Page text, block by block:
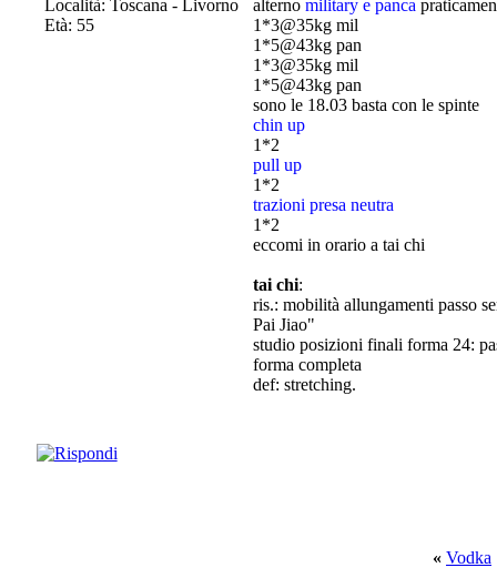
Località: Toscana - Livorno
Età: 55
alterno military e panca
1*3@35kg mil
1*5@43kg pan
1*3@35kg mil
1*5@43kg pan
sono le 18.03 basta con le spinte
chin up
1*2
pull up
1*2
trazioni presa neutra
1*2
eccomi in orario a tai chi
tai chi:
ris.: mobilità allungamenti passo
Pai Jiao"
studio posizioni finali forma 24:
forma completa
def: stretching.
« Vodka